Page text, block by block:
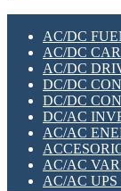
SWITCH Y
TARJETAS
UNIÓN Y
PLACAS
SWITCHES
SWITCHES
AC/DC
AC/DC
AC/DC
DC/DC
DC/DC
DC/AC
AC/AC
AC/AC
AC/AC